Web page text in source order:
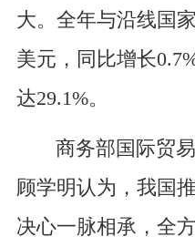
大。全年与沿线国
美元，同比增长
达29.1%。
商务部国际贸
顾学明认为，我国
决心一脉相承，全